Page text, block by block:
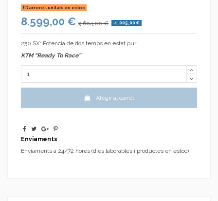
Darreres unitats en estoc
8.599,00 € 9.604,00 € -1.005,00 €
250 SX: Potencia de dos temps en estat pur.
KTM “Ready To Race”
Afegir al carret
Enviaments
Enviaments a 24/72 hores (dies laborables i productes en estoc)